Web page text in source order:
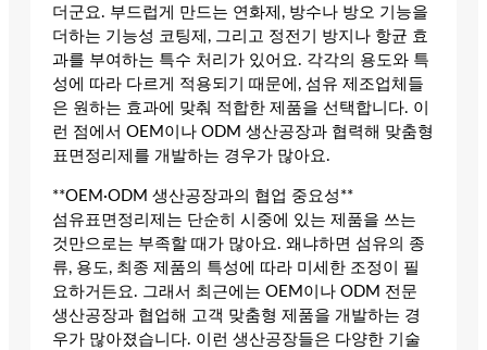
더군요. 부드럽게 만드는 연화제, 방수나 방오 기능을
더하는 기능성 코팅제, 그리고 정전기 방지나 항균 효
과를 부여하는 특수 처리가 있어요. 각각의 용도와 특
성에 따라 다르게 적용되기 때문에, 섬유 제조업체들
은 원하는 효과에 맞춰 적합한 제품을 선택합니다. 이
런 점에서 OEM이나 ODM 생산공장과 협력해 맞춤형
표면정리제를 개발하는 경우가 많아요.
**OEM·ODM 생산공장과의 협업 중요성**
섬유표면정리제는 단순히 시중에 있는 제품을 쓰는
것만으로는 부족할 때가 많아요. 왜냐하면 섬유의 종
류, 용도, 최종 제품의 특성에 따라 미세한 조정이 필
요하거든요. 그래서 최근에는 OEM이나 ODM 전문
생산공장과 협업해 고객 맞춤형 제품을 개발하는 경
우가 많아졌습니다. 이런 생산공장들은 다양한 기술